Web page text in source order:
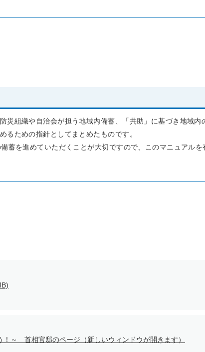
災組織や自治会が担う地域内備蓄、「共助」に基づき地域
るための指針としてまとめたものです。
蓄を進めていただくことが大切ですので、このマニュアルを
～ 首相官邸のページ（新しいウィンドウが開きます）